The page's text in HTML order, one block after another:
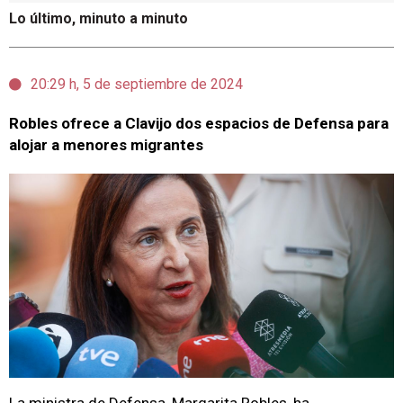
Lo último, minuto a minuto
20:29 h, 5 de septiembre de 2024
Robles ofrece a Clavijo dos espacios de Defensa para
alojar a menores migrantes